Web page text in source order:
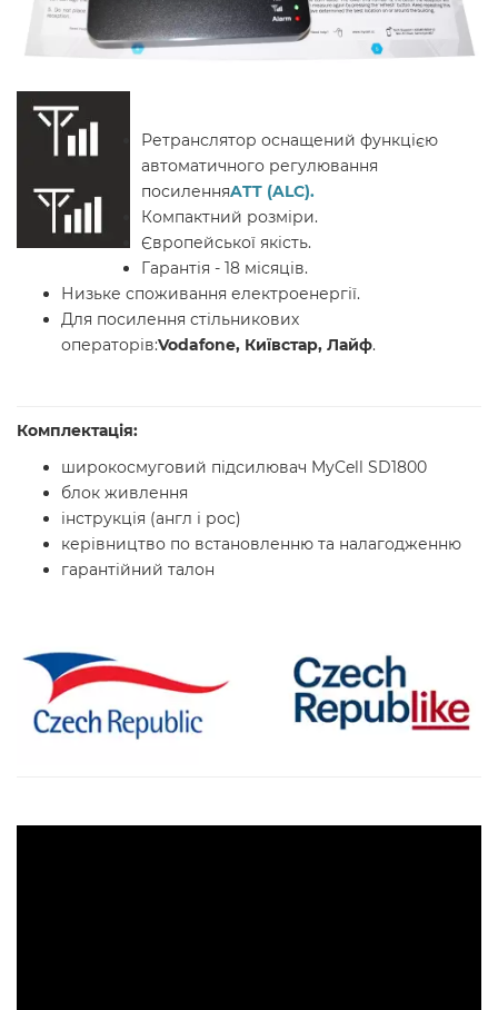
Ретранслятор оснащений функцією
автоматичного регулювання
посиленняATT (ALC).
Компактний розміри.
Європейської якість.
Гарантія - 18 місяців.
Низьке споживання електроенергії.
Для посилення стільникових
операторів:Vodafone, Київстар, Лайф.
Комплектація:
широкосмуговий підсилювач MyCell SD1800
блок живлення
інструкція (англ і рос)
керівництво по встановленню та налагодженню
гарантійний талон